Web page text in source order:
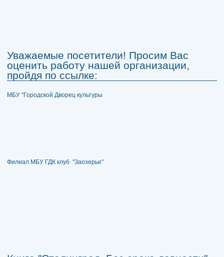
Уважаемые посетители! Просим Вас
оценить работу нашей организации,
пройдя по ссылке:
МБУ "Городской Дворец культуры
Филиал МБУ ГДК клуб "Заозерье"